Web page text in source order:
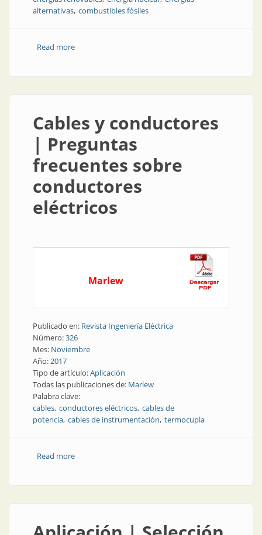
alternativas combustibles fósiles
Read moreabout Quemar combustibles fósiles es quemar el
Cables y conductores
| Preguntas
frecuentes sobre
conductores
eléctricos
Marlew
Publicado en: Revista Ingeniería Eléctrica
Número:326
Mes: Noviembre
Año:2017
Tipo de artículo:Aplicación
Todas las publicaciones de: Marlew
Palabra clave:
cables conductores eléctricos cables de
potencia cables de instrumentación termocupla
Read moreabout Cables y conductores | Preguntas frecuentes